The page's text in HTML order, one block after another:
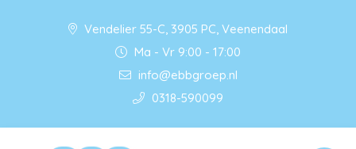
Vendelier 55-C, 3905 PC, Veenendaal
Ma - Vr 9:00 - 17:00
info@ebbgroep.nl
0318-590099